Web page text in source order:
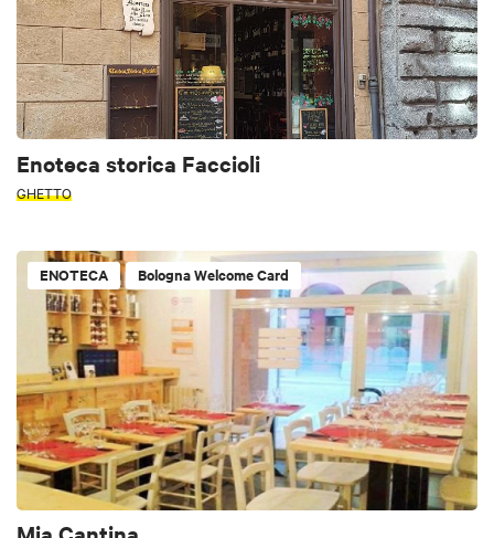
Enoteca storica Faccioli
GHETTO
ENOTECA Bologna Welcome Card